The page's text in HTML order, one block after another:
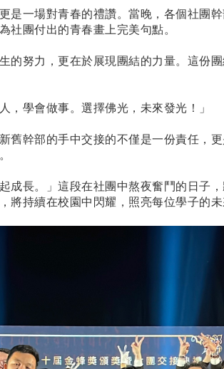
是一場對青春的禮讚。當晚，各個社團
社團付出的青春畫上完美句點。
的努力，更在於展現團結的力量。這份
，學會做事。選擇佛光，未來發光！」
舊幹部的手中交接的不僅是一份責任，
成長。」這段在社團中熬夜奮鬥的日子
持續在校園中閃耀，照亮每位學子的未